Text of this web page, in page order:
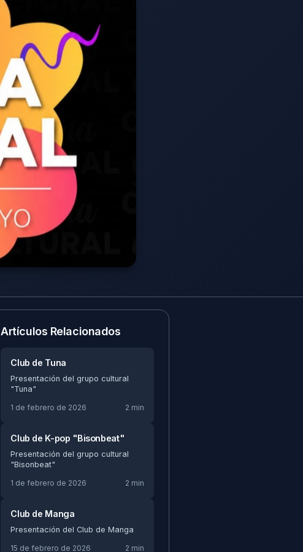
Artículos Relacionados
Club de Tuna
Presentación del grupo cultural
"Tuna"
1 de febrero de 2026
2 min
Club de K-pop "Bisonbeat"
Presentación del grupo cultural
"Bisonbeat"
1 de febrero de 2026
2 min
Club de Manga
Presentación del Club de Manga
15 de febrero de 2026
2 min